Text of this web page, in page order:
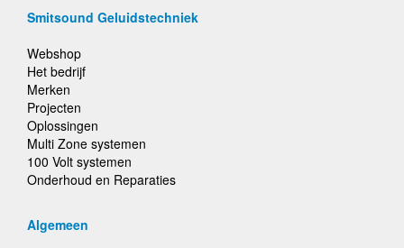
Smitsound Geluidstechniek
Webshop
Het bedrijf
Merken
Projecten
Oplossingen
Multi Zone systemen
100 Volt systemen
Onderhoud en Reparaties
Algemeen